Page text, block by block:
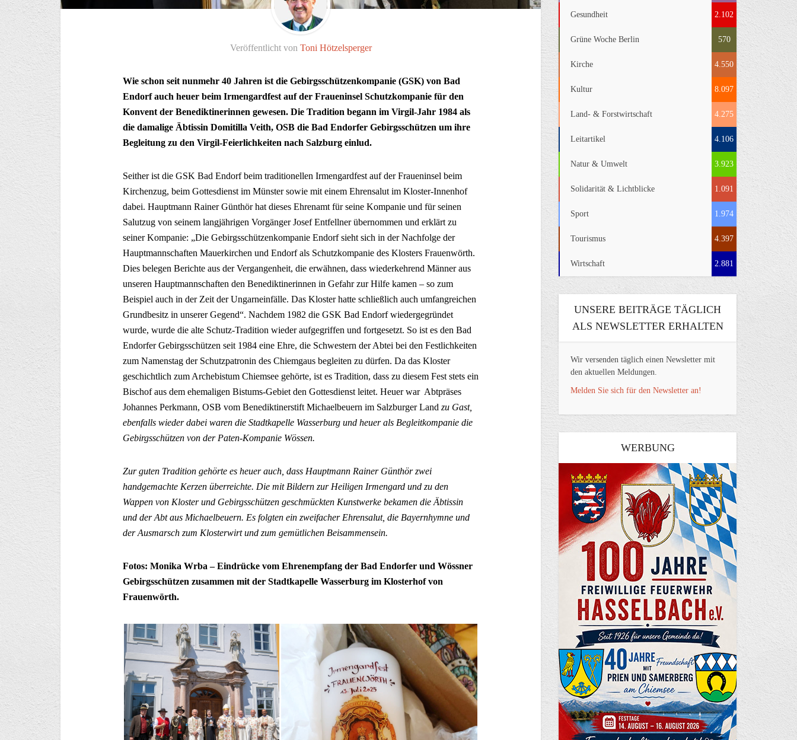
Veröffentlicht von Toni Hötzelsperger
Wie schon seit nunmehr 40 Jahren ist die Gebirgsschützenkompanie (GSK) von Bad
Endorf auch heuer beim Irmengardfest auf der Fraueninsel Schutzkompanie für den
Konvent der Benediktinerinnen gewesen. Die Tradition begann im Virgil-Jahr 1984 als
die damalige Äbtissin Domitilla Veith, OSB die Bad Endorfer Gebirgsschützen um ihre
Begleitung zu den Virgil-Feierlichkeiten nach Salzburg einlud.
Seither ist die GSK Bad Endorf beim traditionellen Irmengardfest auf der Fraueninsel beim
Kirchenzug, beim Gottesdienst im Münster sowie mit einem Ehrensalut im Kloster-Innenhof
dabei. Hauptmann Rainer Günthör hat dieses Ehrenamt für seine Kompanie und für seinen
Salutzug von seinem langjährigen Vorgänger Josef Entfellner übernommen und erklärt zu
seiner Kompanie: „Die Gebirgsschützenkompanie Endorf sieht sich in der Nachfolge der
Hauptmannschaften Mauerkirchen und Endorf als Schutzkompanie des Klosters Frauenwörth.
Dies belegen Berichte aus der Vergangenheit, die erwähnen, dass wiederkehrend Männer aus
unseren Hauptmannschaften den Benediktinerinnen in Gefahr zur Hilfe kamen – so zum
Beispiel auch in der Zeit der Ungarneinfälle. Das Kloster hatte schließlich auch umfangreichen
Grundbesitz in unserer Gegend“. Nachdem 1982 die GSK Bad Endorf wiedergegründet
wurde, wurde die alte Schutz-Tradition wieder aufgegriffen und fortgesetzt. So ist es den Bad
Endorfer Gebirgsschützen seit 1984 eine Ehre, die Schwestern der Abtei bei den Festlichkeiten
zum Namenstag der Schutzpatronin des Chiemgaus begleiten zu dürfen. Da das Kloster
geschichtlich zum Archebistum Chiemsee gehörte, ist es Tradition, dass zu diesem Fest stets ein
Bischof aus dem ehemaligen Bistums-Gebiet den Gottesdienst leitet. Heuer war Abtpräses
Johannes Perkmann, OSB vom Benediktinerstift Michaelbeuern im Salzburger Land zu Gast,
ebenfalls wieder dabei waren die Stadtkapelle Wasserburg und heuer als Begleitkompanie die
Gebirgsschützen von der Paten-Kompanie Wössen.
Zur guten Tradition gehörte es heuer auch, dass Hauptmann Rainer Günthör zwei
handgemachte Kerzen überreichte. Die mit Bildern zur Heiligen Irmengard und zu den
Wappen von Kloster und Gebirgsschützen geschmückten Kunstwerke bekamen die Äbtissin
und der Abt aus Michaelbeuern. Es folgten ein zweifacher Ehrensalut, die Bayernhymne und
der Ausmarsch zum Klosterwirt und zum gemütlichen Beisammensein.
Fotos: Monika Wrba – Eindrücke vom Ehrenempfang der Bad Endorfer und Wössner
Gebirgsschützen zusammen mit der Stadtkapelle Wasserburg im Klosterhof von
Frauenwörth.
Gesundheit 2.102
Grüne Woche Berlin 570
Kirche 4.550
Kultur 8.097
Land- & Forstwirtschaft 4.275
Leitartikel 4.106
Natur & Umwelt 3.923
Solidarität & Lichtblicke 1.091
Sport 1.974
Tourismus 4.397
Wirtschaft 2.881
UNSERE BEITRÄGE TÄGLICH
ALS NEWSLETTER ERHALTEN
Wir versenden täglich einen Newsletter mit
den aktuellen Meldungen.
Melden Sie sich für den Newsletter an!
WERBUNG